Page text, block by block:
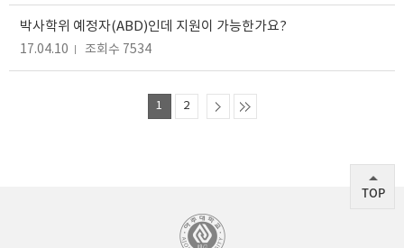
박사학위 예정자(ABD)인데 지원이 가능한가요?
17.04.10 조회수 7534
1 2
TOP